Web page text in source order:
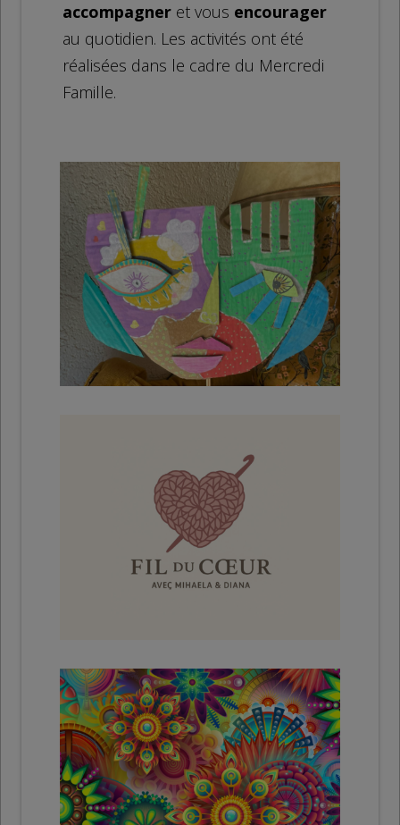
accompagneret vous encourager
au quotidien. Les activités ont été
réalisées dans le cadre du Mercredi
Famille.
Masques de Carnaval
décoratifs
Exemples
Bases de crochet
Marche à suivre
Mandalas
A imprimer